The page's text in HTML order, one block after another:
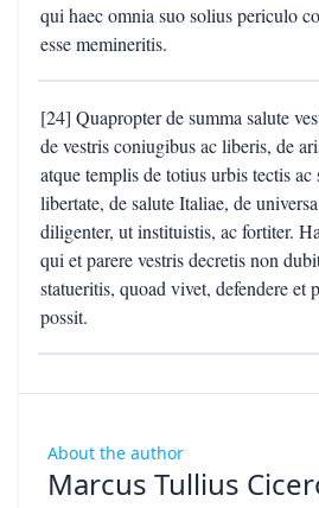
qui haec omnia suo solius periculo
esse memineritis.
[24] Quapropter de summa salute
de vestris coniugibus ac liberis, de
atque templis de totius urbis tectis
libertate, de salute Italiae, de
diligenter, ut instituistis, ac fortiter.
qui et parere vestris decretis non
statueritis, quoad vivet, defendere et
possit.
About the author
Marcus Tullius